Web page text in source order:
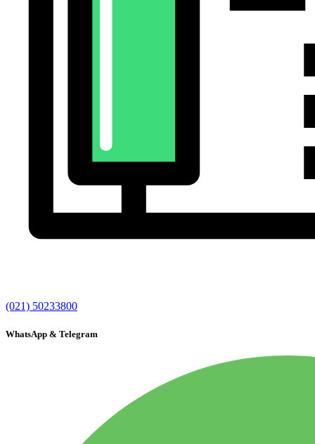
(021) 50233800
WhatsApp & Telegram